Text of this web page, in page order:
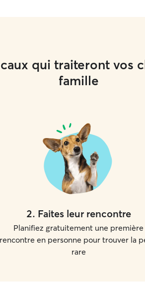
qui traiteront vos
famille
2. Faites leur rencontre
Planifiez gratuitement une première
rencontre en personne pour trouver la
rare